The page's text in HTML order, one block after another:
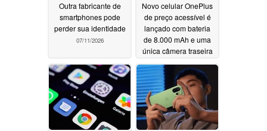
Outra fabricante de
smartphones pode
perder sua identidade
07/11/2026
Novo celular OnePlus
de preço acessível é
lançado com bateria
de 8.000 mAh e uma
única câmera traseira
06/30/2026